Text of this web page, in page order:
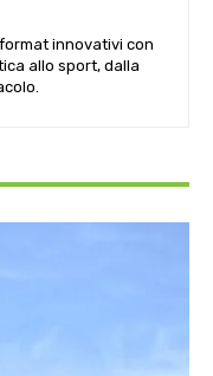
innovativi con
allo sport, dalla